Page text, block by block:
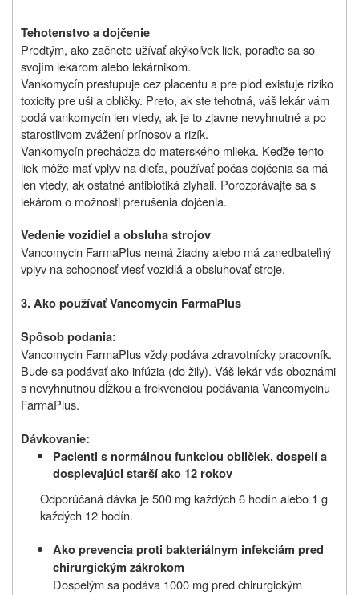
Tehotenstvo a dojčenie
Predtým, ako začnete užívať akýkoľvek liek, poraďte sa so
svojím lekárom alebo lekárnikom.
Vankomycín prestupuje cez placentu a pre plod existuje riziko
toxicity pre uši a obličky. Preto, ak ste tehotná, váš lekár vám
podá vankomycín len vtedy, ak je to zjavne nevyhnutné a po
starostlivom zvážení prínosov a rizík.
Vankomycín prechádza do materského mlieka. Keďže tento
liek môže mať vplyv na dieťa, používať počas dojčenia sa má
len vtedy, ak ostatné antibiotiká zlyhali. Porozprávajte sa s
lekárom o možnosti prerušenia dojčenia.
Vedenie vozidiel a obsluha strojov
Vancomycin FarmaPlus nemá žiadny alebo má zanedbateľný
vplyv na schopnosť viesť vozidlá a obsluhovať stroje.
3. Ako používať Vancomycin FarmaPlus
Spôsob podania:
Vancomycin FarmaPlus vždy podáva zdravotnícky pracovník.
Bude sa podávať ako infúzia (do žily). Váš lekár vás oboznámi
s nevyhnutnou dĺžkou a frekvenciou podávania Vancomycinu
FarmaPlus.
Dávkovanie:
Pacienti s normálnou funkciou obličiek, dospelí a
dospievajúci starší ako 12 rokov
Odporúčaná dávka je 500 mg každých 6 hodín alebo 1 g
každých 12 hodín.
Ako prevencia proti bakteriálnym infekciám pred
chirurgickým zákrokom
Dospelým sa podáva 1000 mg pred chirurgickým